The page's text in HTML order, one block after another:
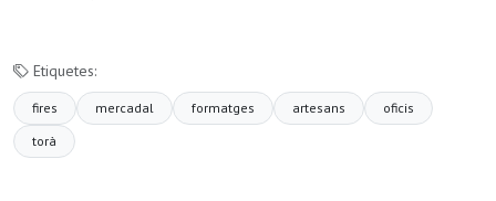
Etiquetes:
fires mercadal formatges artesans
oficis
torà